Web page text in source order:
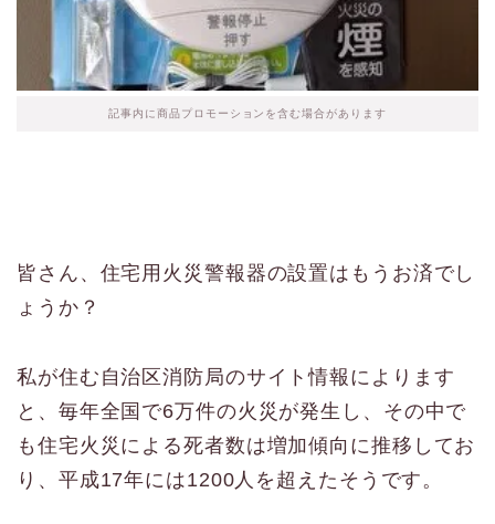
記事内に商品プロモーションを含む場合があります
皆さん、住宅用火災警報器の設置はもうお済でし
ょうか？
私が住む自治区消防局のサイト情報によります
と、毎年全国で6万件の火災が発生し、その中で
も住宅火災による死者数は増加傾向に推移してお
り、平成17年には1200人を超えたそうです。